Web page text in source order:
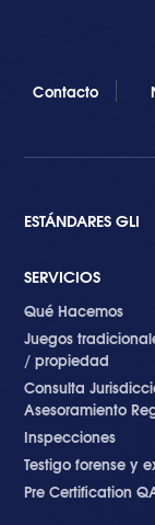
Contacto
ESTÁNDARES GLI
SERVICIOS
Qué Hacemos
Juegos
/ propiedad
Consulta
Asesoramiento
Inspecciones
Testigo forense y
Pre Certification